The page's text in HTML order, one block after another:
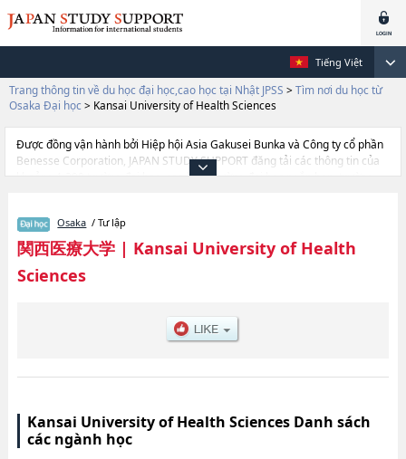
Tiếng Việt
Trang thông tin về du học đại học,cao học tại Nhật JPSS > Tìm nơi du học từ
Osaka Đại học > Kansai University of Health Sciences
Được đồng vận hành bởi Hiệp hội Asia Gakusei Bunka và Công ty cổ phần
Benesse Corporation, JAPAN STUDY SUPPORT đăng tải các thông tin của
khoảng 1.300 trường đại học, cao học, trường đại học ngắn hạn, trường
Sciences, và thông tin cần thiết dành cho du học sinh, như là về các Ngành
Acupuncture and MoxibustionhoặcNgành Health Nursing, thông tin về
từng ngành học, thông tin liên quan đến thi tuyển như số lượng tuyển sinh,
số lượng trúng tuyển, cở sở trang thiết bị, hướng dẫn địa điểm v.v...
Osaka / Tư lập
関西医療大学| Kansai University of Health
Sciences
Kansai University of Health Sciences Danh sách
các ngành học